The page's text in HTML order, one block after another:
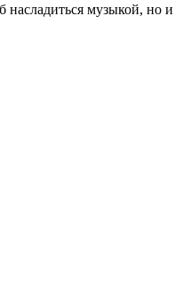
насладиться музыкой, но и